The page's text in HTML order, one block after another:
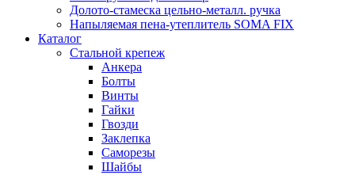
Долото-стамеска цельно-металл. ручка
Напыляемая пена-утеплитель SOMA FIX
Каталог
Стальной крепеж
Анкера
Болты
Винты
Гайки
Гвозди
Заклепка
Саморезы
Шайбы